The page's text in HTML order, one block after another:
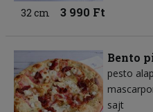
32 cm 3 990 Ft
Bento
pesto alap
sajt